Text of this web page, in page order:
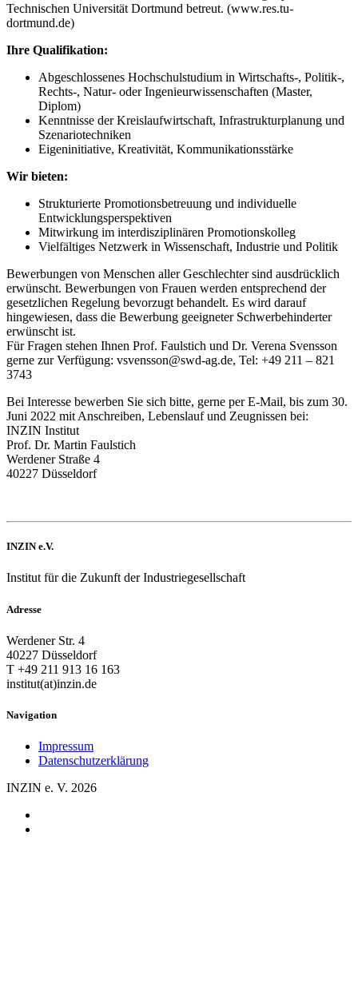
Technischen Universität Dortmund betreut. (www.res.tu-
dortmund.de)
Ihre Qualifikation:
Abgeschlossenes Hochschulstudium in Wirtschafts-, Politik-,
Rechts-, Natur- oder Ingenieurwissenschaften (Master,
Diplom)
Kenntnisse der Kreislaufwirtschaft, Infrastrukturplanung und
Szenariotechniken
Eigeninitiative, Kreativität, Kommunikationsstärke
Wir bieten:
Strukturierte Promotionsbetreuung und individuelle
Entwicklungsperspektiven
Mitwirkung im interdisziplinären Promotionskolleg
Vielfältiges Netzwerk in Wissenschaft, Industrie und Politik
Bewerbungen von Menschen aller Geschlechter sind ausdrücklich
erwünscht. Bewerbungen von Frauen werden entsprechend der
gesetzlichen Regelung bevorzugt behandelt. Es wird darauf
hingewiesen, dass die Bewerbung geeigneter Schwerbehinderter
erwünscht ist.
Für Fragen stehen Ihnen Prof. Faulstich und Dr. Verena Svensson
gerne zur Verfügung: vsvensson@swd-ag.de, Tel: +49 211 – 821
3743
Bei Interesse bewerben Sie sich bitte, gerne per E-Mail, bis zum 30.
Juni 2022 mit Anschreiben, Lebenslauf und Zeugnissen bei:
INZIN Institut
Prof. Dr. Martin Faulstich
Werdener Straße 4
40227 Düsseldorf
INZIN e.V.
Institut für die Zukunft der Industriegesellschaft
Adresse
Werdener Str. 4
40227 Düsseldorf
T +49 211 913 16 163
institut(at)inzin.de
Navigation
Impressum
Datenschutzerklärung
INZIN e. V. 2026